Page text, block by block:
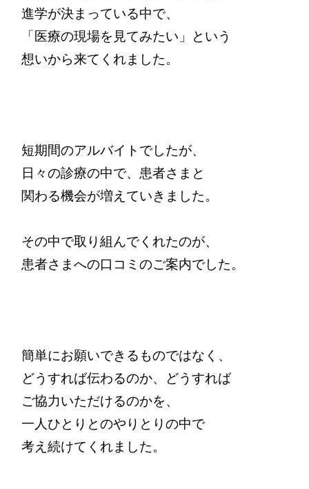
進学が決まっている中で、
「医療の現場を見てみたい」という
想いから来てくれました。
短期間のアルバイトでしたが、
日々の診療の中で、患者さまと
関わる機会が増えていきました。
その中で取り組んでくれたのが、
患者さまへの口コミのご案内でした。
簡単にお願いできるものではなく、
どうすれば伝わるのか、どうすれば
ご協力いただけるのかを、
一人ひとりとのやりとりの中で
考え続けてくれました。